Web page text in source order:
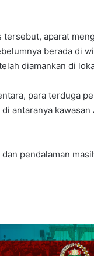
tersebut, aparat
berada di
diamankan di
para terduga
antaranya
pendalaman